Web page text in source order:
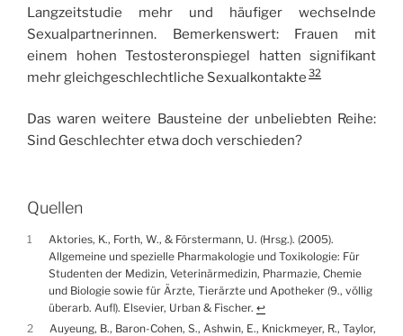
Langzeitstudie mehr und häufiger wechselnde
Sexualpartnerinnen. Bemerkenswert: Frauen mit
einem hohen Testosteronspiegel hatten signifikant
mehr gleichgeschlechtliche Sexualkontakte 32
Das waren weitere Bausteine der unbeliebten Reihe:
Sind Geschlechter etwa doch verschieden?
Quellen
1
Aktories, K., Forth, W., & Förstermann, U. (Hrsg.). (2005).
Allgemeine und spezielle Pharmakologie und Toxikologie: Für
Studenten der Medizin, Veterinärmedizin, Pharmazie, Chemie
und Biologie sowie für Ärzte, Tierärzte und Apotheker (9., völlig
überarb. Aufl). Elsevier, Urban & Fischer. ↩︎
2
Auyeung, B., Baron-Cohen, S., Ashwin, E., Knickmeyer, R., Taylor,